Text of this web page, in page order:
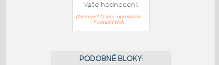
Vaše hodnocení:
Nejste přihlášeni - nemůžete
hodnotit blok